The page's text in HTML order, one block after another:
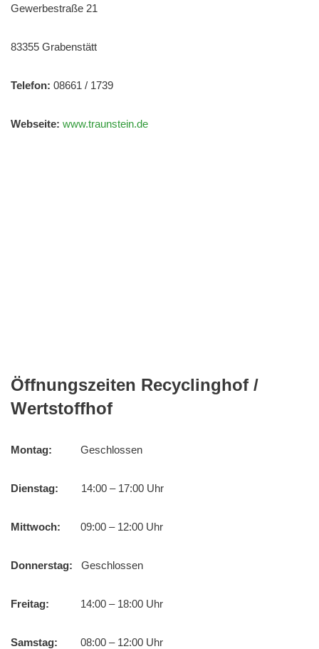
Gewerbestraße 21
83355 Grabenstätt
Telefon: 08661 / 1739
Webseite: www.traunstein.de
Öffnungszeiten Recyclinghof /
Wertstoffhof
Montag: Geschlossen
Dienstag: 14:00 – 17:00 Uhr
Mittwoch: 09:00 – 12:00 Uhr
Donnerstag: Geschlossen
Freitag: 14:00 – 18:00 Uhr
Samstag: 08:00 – 12:00 Uhr